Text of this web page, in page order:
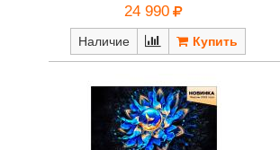
24 990
Наличие